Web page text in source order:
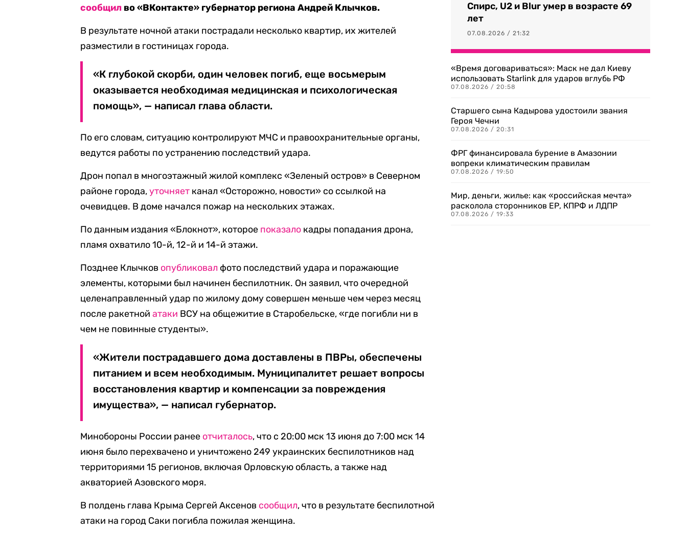
сообщил во «ВКонтакте» губернатор региона Андрей Клычков.
В результате ночной атаки пострадали несколько квартир, их жителей
разместили в гостиницах города.
«К глубокой скорби, один человек погиб, еще восьмерым
оказывается необходимая медицинская и психологическая
помощь», — написал глава области.
По его словам, ситуацию контролируют МЧС и правоохранительные органы,
ведутся работы по устранению последствий удара.
Дрон попал в многоэтажный жилой комплекс «Зеленый остров» в Северном
районе города,уточняет канал «Осторожно, новости» со ссылкой на
очевидцев. В доме начался пожар на нескольких этажах.
По данным издания «Блокнот», которое показало кадры попадания дрона,
пламя охватило 10-й, 12-й и 14-й этажи.
Позднее Клычков опубликовал фото последствий удара и поражающие
элементы, которыми был начинен беспилотник. Он заявил, что очередной
целенаправленный удар по жилому дому совершен меньше чем через месяц
после ракетнойатаки ВСУ на общежитие в Старобельске, «где погибли ни в
чем не повинные студенты».
«Жители пострадавшего дома доставлены в ПВРы, обеспечены
питанием и всем необходимым. Муниципалитет решает вопросы
восстановления квартир и компенсации за повреждения
имущества», — написал губернатор.
Минобороны России ранее отчиталось, что с 20:00 мск 13 июня до 7:00 мск 14
июня было перехвачено и уничтожено 249 украинских беспилотников над
территориями 15 регионов, включая Орловскую область, а также над
акваторией Азовского моря.
В полдень глава Крыма Сергей Аксенов сообщил, что в результате беспилотной
атаки на город Саки погибла пожилая женщина.
Спирс, U2 и Blur умер в возрасте 69
лет
07.08.2026 / 21:32
«Время договариваться»: Маск не дал Киеву
использовать Starlink для ударов вглубь РФ
07.08.2026 / 20:58
Старшего сына Кадырова удостоили звания
Героя Чечни
07.08.2026 / 20:31
ФРГ финансировала бурение в Амазонии
вопреки климатическим правилам
07.08.2026 / 19:50
Мир, деньги, жилье: как «российская мечта»
расколола сторонников ЕР, КПРФ и ЛДПР
07.08.2026 / 19:33